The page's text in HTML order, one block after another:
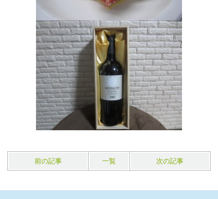
前の記事 一覧 次の記事